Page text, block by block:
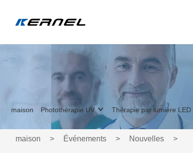
maison Photothérapie UV Thérapie par lumière LED
maison > Événements > Nouvelles >